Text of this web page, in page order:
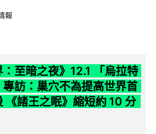
報
：至暗之夜》12.1 「烏拉特
訪：巢穴不為提高世界首
《諸王之眠》縮短約 10 分